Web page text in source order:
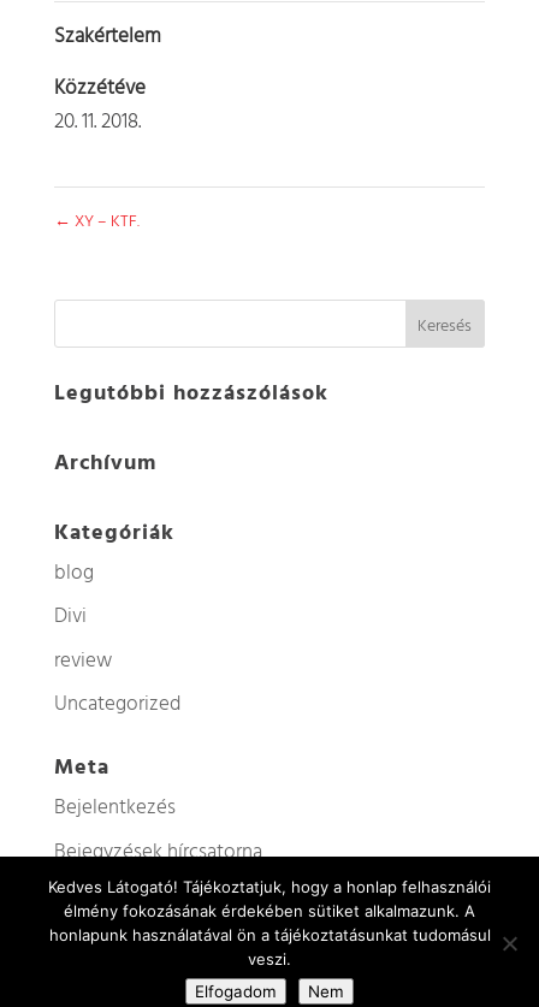
Szakértelem
Közzétéve
20. 11. 2018.
← XY – KTF.
Legutóbbi hozzászólások
Archívum
Kategóriák
blog
Divi
review
Uncategorized
Meta
Bejelentkezés
Bejegyzések hírcsatorna
Hozzászólások hírcsatorna
WordPress Magyarország
Kedves Látogató! Tájékoztatjuk, hogy a honlap felhasználói
élmény fokozásának érdekében sütiket alkalmazunk. A
honlapunk használatával ön a tájékoztatásunkat tudomásul
veszi.
Elfogadom
Nem